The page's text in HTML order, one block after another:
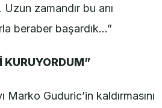
zamandır bu anı
beraber başardık…”
KURUYORDUM”
Guduric’in kaldırmasını